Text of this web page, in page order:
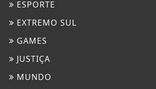
ESPORTE
EXTREMO SUL
GAMES
JUSTIÇA
MUNDO